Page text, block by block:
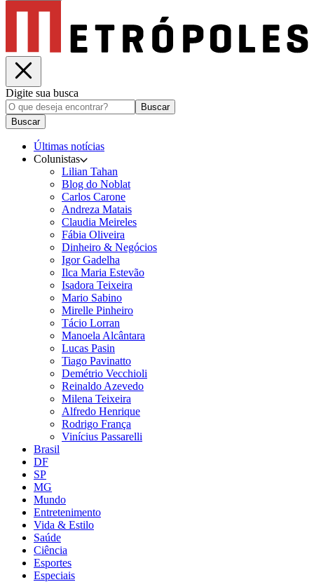
Digite sua busca
Buscar
Buscar
Últimas notícias
Colunistas
Lilian Tahan
Blog do Noblat
Carlos Carone
Andreza Matais
Claudia Meireles
Fábia Oliveira
Dinheiro & Negócios
Igor Gadelha
Ilca Maria Estevão
Isadora Teixeira
Mario Sabino
Mirelle Pinheiro
Tácio Lorran
Manoela Alcântara
Lucas Pasin
Tiago Pavinatto
Demétrio Vecchioli
Reinaldo Azevedo
Milena Teixeira
Alfredo Henrique
Rodrigo França
Vinícius Passarelli
Brasil
DF
SP
MG
Mundo
Entretenimento
Vida & Estilo
Saúde
Ciência
Esportes
Especiais